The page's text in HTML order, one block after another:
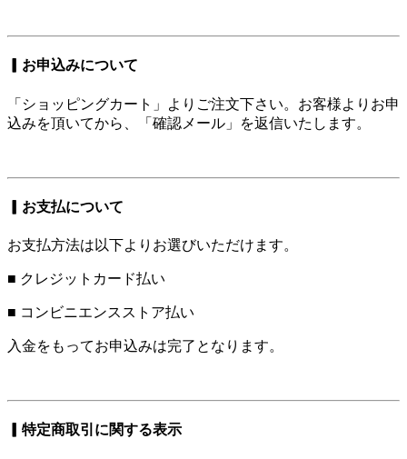
▎お申込みについて
「ショッピングカート」よりご注文下さい。お客様よりお申
込みを頂いてから、「確認メール」を返信いたします。
▎お支払について
お支払方法は以下よりお選びいただけます。
■ クレジットカード払い
■ コンビニエンスストア払い
入金をもってお申込みは完了となります。
▎特定商取引に関する表示